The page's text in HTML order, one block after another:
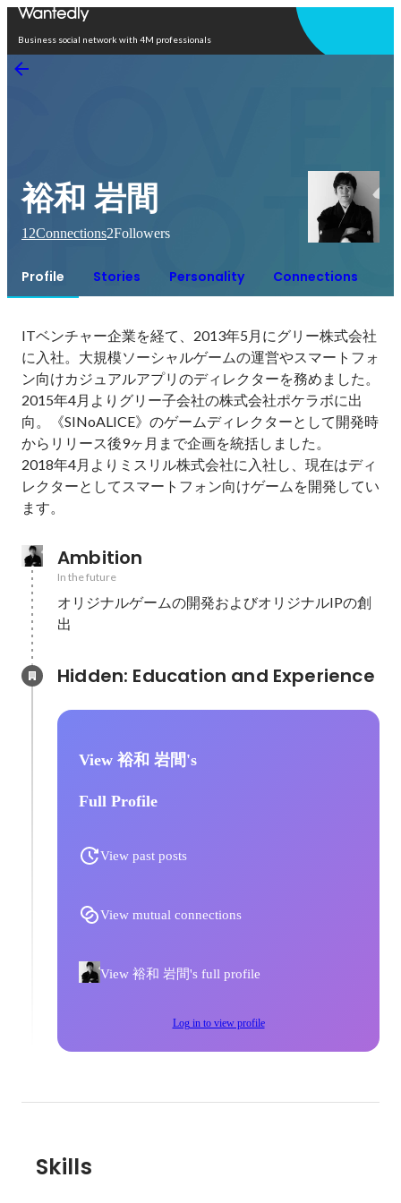
Business social network with 4M professionals
裕和 岩間
12Connections2Followers
Profile Stories Personality Connections
ITベンチャー企業を経て、2013年5月にグリー株式会社
に入社。大規模ソーシャルゲームの運営やスマートフォ
ン向けカジュアルアプリのディレクターを務めました。
2015年4月よりグリー子会社の株式会社ポケラボに出
向。《SINoALICE》のゲームディレクターとして開発時
からリリース後9ヶ月まで企画を統括しました。
2018年4月よりミスリル株式会社に入社し、現在はディ
レクターとしてスマートフォン向けゲームを開発してい
ます。
Ambition
In the future
オリジナルゲームの開発およびオリジナルIPの創
出
View 裕和 岩間's
Full Profile
View past posts
View mutual connections
View 裕和 岩間's full profile
Log in to view profile
Skills